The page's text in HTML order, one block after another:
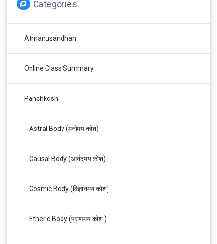
Categories
Atmanusandhan
Online Class Summary
Panchkosh
Astral Body (मनोमय कोश)
Causal Body (आनंदमय कोश)
Cosmic Body (विज्ञानमय कोश)
Etheric Body (प्राणमय कोश )